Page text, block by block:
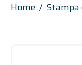
Home Stampa